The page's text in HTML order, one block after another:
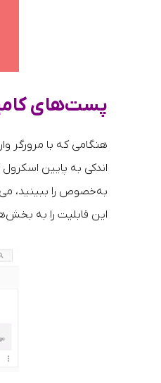
پست‌های
هنگامی که با مرورگر
این قابلیت را به